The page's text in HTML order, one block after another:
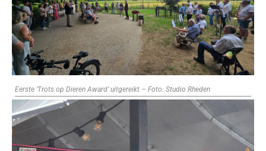
Eerste ‘Trots op Dieren Award’ uitgereikt – Foto: Studio Rheden